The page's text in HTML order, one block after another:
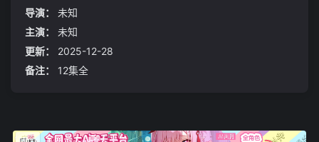
慰；吸满意→投喂零食奖励。月菜越吸越上头，大鸟越养越离
导演：
未知
主演：
未知
更新：
2025-12-28
备注：
12集全